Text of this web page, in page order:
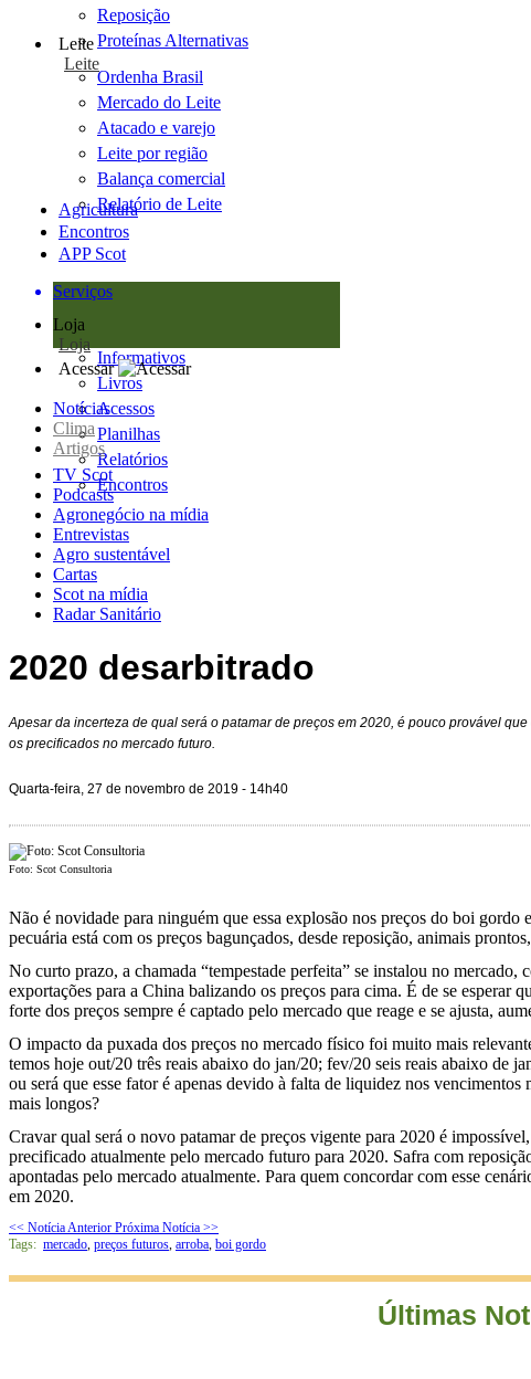
Reposição
Proteínas Alternativas
Leite
Leite
Ordenha Brasil
Mercado do Leite
Atacado e varejo
Leite por região
Balança comercial
Relatório de Leite
Agricultura
Encontros
APP Scot
Serviços
Loja
Loja
Informativos
Livros
Acessos
Planilhas
Relatórios
Encontros
Acessar
Notícias
Clima
Artigos
TV Scot
Podcasts
Agronegócio na mídia
Entrevistas
Agro sustentável
Cartas
Scot na mídia
Radar Sanitário
2020 desarbitrado
Apesar da incerteza de qual será o patamar de preços em 2020, é pouco provável
os precificados no mercado futuro.
Quarta-feira, 27 de novembro de 2019 - 14h40
Foto: Scot Consultoria
Não é novidade para ninguém que essa explosão nos preços do boi
pecuária está com os preços bagunçados, desde reposição, animais
No curto prazo, a chamada “tempestade perfeita” se instalou no
exportações para a China balizando os preços para cima. É de se esperar
forte dos preços sempre é captado pelo mercado que reage e se ajusta,
O impacto da puxada dos preços no mercado físico foi muito mais
temos hoje out/20 três reais abaixo do jan/20; fev/20 seis reais abaixo de
ou será que esse fator é apenas devido à falta de liquidez nos
mais longos?
Cravar qual será o novo patamar de preços vigente para 2020 é
precificado atualmente pelo mercado futuro para 2020. Safra com
apontadas pelo mercado atualmente. Para quem concordar com esse
em 2020.
<< Notícia Anterior Próxima Notícia >>
Tags: mercado, preços futuros, arroba, boi gordo
Últimas